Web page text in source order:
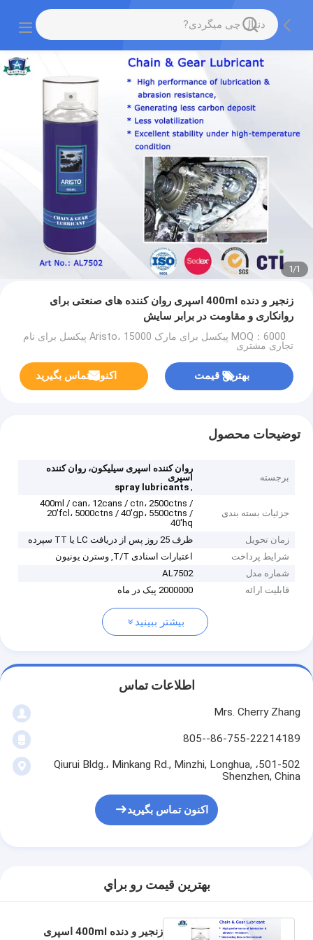
1
/
1
زنجیر و دنده 400ml اسپری روان کننده های صنعتی برای
روانکاری و مقاومت در برابر سایش
MOQ：6000 پیکسل برای مارک Aristo، 15000 پیکسل برای نام
تجاری مشتری
بهترین قیمت اکنون تماس بگیرید
توضیحات محصول
برجسته
روان کننده اسپری سیلیکون، روان کننده
اسپری
,
spray lubricants
جزئیات بسته بندی
400ml / can، 12cans / ctn، 2500ctns /
20'fcl، 5000ctns / 40'gp، 5500ctns /
40'hq
زمان تحویل
ظرف 25 روز پس از دریافت LC یا TT سپرده
شرایط پرداخت
اعتبارات اسنادی T/T, وسترن یونیون
شماره مدل
AL7502
قابلیت ارائه
2000000 پیک در ماه
بیشتر ببینید
اطلاعات تماس
Mrs. Cherry Zhang
86-755-22214189--805
501-502، Qiurui Bldg.، Minkang Rd., Minzhi, Longhua,
Shenzhen, China
اکنون تماس بگیرید
بهترين قيمت رو براي
زنجیر و دنده 400ml اسپری